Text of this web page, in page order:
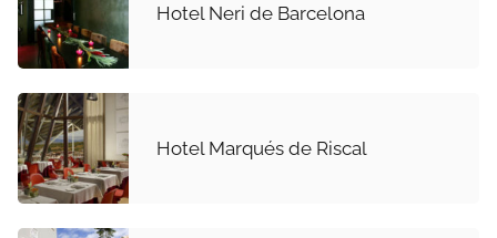
Hotel Neri de Barcelona
Hotel Marqués de Riscal